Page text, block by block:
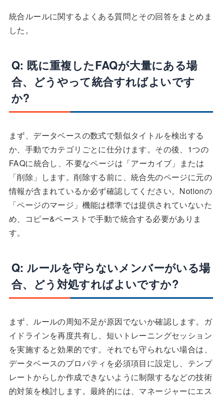
統合ルールに関するよくある質問とその回答をまとめま
した。
Q: 既に重複したFAQが大量にある場
合、どうやって統合すればよいです
か?
まず、データベースの数式で類似タイトルを検出する
か、手動でカテゴリごとに仕分けます。その後、1つの
FAQに統合し、不要なページは「アーカイブ」または
「削除」します。削除する前に、統合先のページに元の
情報が含まれているか必ず確認してください。Notionの
「ページのマージ」機能は標準では提供されていないた
め、コピー&ペーストで手動で統合する必要がありま
す。
Q: ルールを守らないメンバーがいる場
合、どう対処すればよいですか?
まず、ルールの周知不足が原因でないか確認します。ガ
イドラインを再度共有し、短いトレーニングセッション
を実施すると効果的です。それでも守られない場合は、
データベースのプロパティを必須項目に設定し、テンプ
レートからしか作成できないように制限するなどの技術
的対策を検討します。最終的には、マネージャーにエス